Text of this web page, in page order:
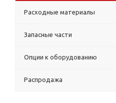
Расходные материалы
Запасные части
Опции к оборудованию
Распродажа